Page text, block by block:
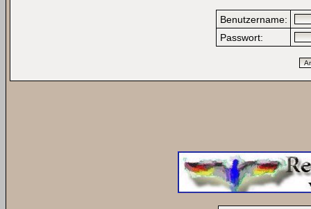
Benutzername:
Passwort: